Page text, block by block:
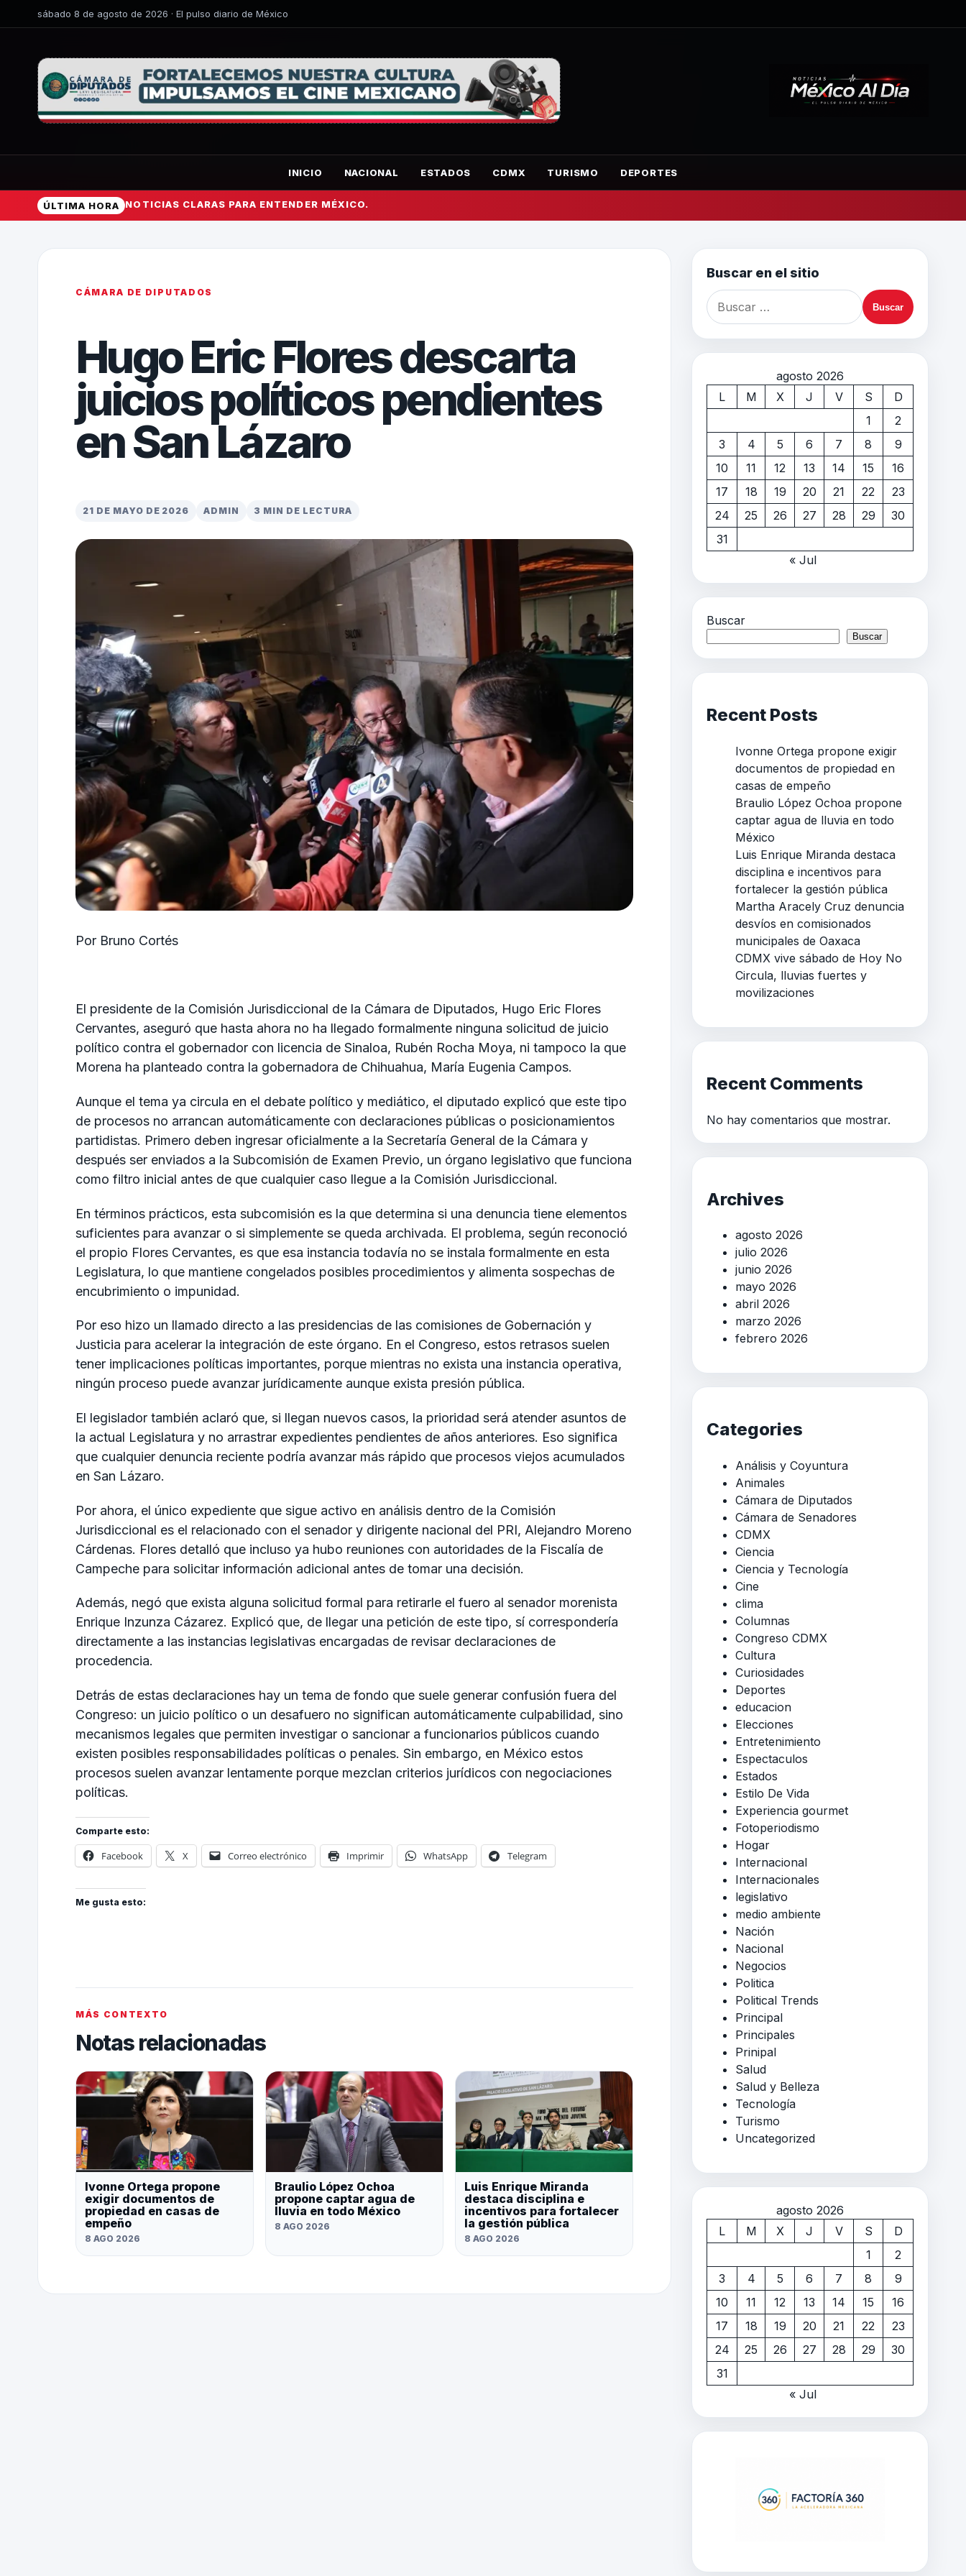
sábado 8 de agosto de 2026 · El pulso diario de México
INICIO NACIONAL ESTADOS CDMX TURISMO DEPORTES
ÚLTIMA HORA NOTICIAS CLARAS PARA ENTENDER MÉXICO.
CÁMARA DE DIPUTADOS
Hugo Eric Flores descarta
juicios políticos pendientes
en San Lázaro
21 DE MAYO DE 2026 ADMIN 3 MIN DE LECTURA
Por Bruno Cortés
El presidente de la Comisión Jurisdiccional de la Cámara de Diputados, Hugo Eric Flores
Cervantes, aseguró que hasta ahora no ha llegado formalmente ninguna solicitud de juicio
político contra el gobernador con licencia de Sinaloa, Rubén Rocha Moya, ni tampoco la que
Morena ha planteado contra la gobernadora de Chihuahua, María Eugenia Campos.
Aunque el tema ya circula en el debate político y mediático, el diputado explicó que este tipo
de procesos no arrancan automáticamente con declaraciones públicas o posicionamientos
partidistas. Primero deben ingresar oficialmente a la Secretaría General de la Cámara y
después ser enviados a la Subcomisión de Examen Previo, un órgano legislativo que funciona
como filtro inicial antes de que cualquier caso llegue a la Comisión Jurisdiccional.
En términos prácticos, esta subcomisión es la que determina si una denuncia tiene elementos
suficientes para avanzar o si simplemente se queda archivada. El problema, según reconoció
el propio Flores Cervantes, es que esa instancia todavía no se instala formalmente en esta
Legislatura, lo que mantiene congelados posibles procedimientos y alimenta sospechas de
encubrimiento o impunidad.
Por eso hizo un llamado directo a las presidencias de las comisiones de Gobernación y
Justicia para acelerar la integración de este órgano. En el Congreso, estos retrasos suelen
tener implicaciones políticas importantes, porque mientras no exista una instancia operativa,
ningún proceso puede avanzar jurídicamente aunque exista presión pública.
El legislador también aclaró que, si llegan nuevos casos, la prioridad será atender asuntos de
la actual Legislatura y no arrastrar expedientes pendientes de años anteriores. Eso significa
que cualquier denuncia reciente podría avanzar más rápido que procesos viejos acumulados
en San Lázaro.
Por ahora, el único expediente que sigue activo en análisis dentro de la Comisión
Jurisdiccional es el relacionado con el senador y dirigente nacional del PRI, Alejandro Moreno
Cárdenas. Flores detalló que incluso ya hubo reuniones con autoridades de la Fiscalía de
Campeche para solicitar información adicional antes de tomar una decisión.
Además, negó que exista alguna solicitud formal para retirarle el fuero al senador morenista
Enrique Inzunza Cázarez. Explicó que, de llegar una petición de este tipo, sí correspondería
directamente a las instancias legislativas encargadas de revisar declaraciones de
procedencia.
Detrás de estas declaraciones hay un tema de fondo que suele generar confusión fuera del
Congreso: un juicio político o un desafuero no significan automáticamente culpabilidad, sino
mecanismos legales que permiten investigar o sancionar a funcionarios públicos cuando
existen posibles responsabilidades políticas o penales. Sin embargo, en México estos
procesos suelen avanzar lentamente porque mezclan criterios jurídicos con negociaciones
políticas.
Comparte esto:
Facebook X Correo electrónico Imprimir WhatsApp Telegram
Me gusta esto:
MÁS CONTEXTO
Notas relacionadas
Ivonne Ortega propone
exigir documentos de
propiedad en casas de
empeño
8 AGO 2026
Braulio López Ochoa
propone captar agua de
lluvia en todo México
8 AGO 2026
Luis Enrique Miranda
destaca disciplina e
incentivos para fortalecer
la gestión pública
8 AGO 2026
Buscar en el sitio
agosto 2026
L
M X J V S
D
1
2
3
4 5 6 7 8
9
10
11 12 13 14 15
16
17
18 19 20 21 22
23
24
25 26 27 28 29
30
31
« Jul
Buscar
Buscar
Recent Posts
Ivonne Ortega propone exigir
documentos de propiedad en
casas de empeño
Braulio López Ochoa propone
captar agua de lluvia en todo
México
Luis Enrique Miranda destaca
disciplina e incentivos para
fortalecer la gestión pública
Martha Aracely Cruz denuncia
desvíos en comisionados
municipales de Oaxaca
CDMX vive sábado de Hoy No
Circula, lluvias fuertes y
movilizaciones
Recent Comments
No hay comentarios que mostrar.
Archives
agosto 2026
julio 2026
junio 2026
mayo 2026
abril 2026
marzo 2026
febrero 2026
Categories
Análisis y Coyuntura
Animales
Cámara de Diputados
Cámara de Senadores
CDMX
Ciencia
Ciencia y Tecnología
Cine
clima
Columnas
Congreso CDMX
Cultura
Curiosidades
Deportes
educacion
Elecciones
Entretenimiento
Espectaculos
Estados
Estilo De Vida
Experiencia gourmet
Fotoperiodismo
Hogar
Internacional
Internacionales
legislativo
medio ambiente
Nación
Nacional
Negocios
Politica
Political Trends
Principal
Principales
Prinipal
Salud
Salud y Belleza
Tecnología
Turismo
Uncategorized
agosto 2026
L
M X J V S
D
1
2
3
4 5 6 7 8
9
10
11 12 13 14 15
16
17
18 19 20 21 22
23
24
25 26 27 28 29
30
31
« Jul